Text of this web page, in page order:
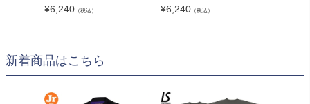
¥6,240 （税込）
¥6,240 （税込）
新着商品はこちら